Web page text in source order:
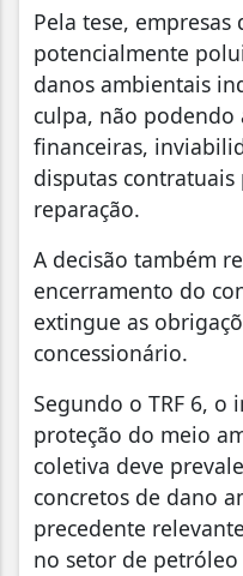
Pela tese,
potencialmente
danos ambientais
culpa, não
financeiras,
disputas
reparação.
A decisão também
encerramento do
extingue as
concessionário.
Segundo o TRF 6, o
proteção do meio
coletiva deve
concretos de dano
precedente
no setor de petróleo